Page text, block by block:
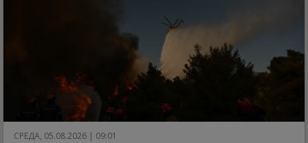
СРЕДА, 05.08.2026 | 09:01